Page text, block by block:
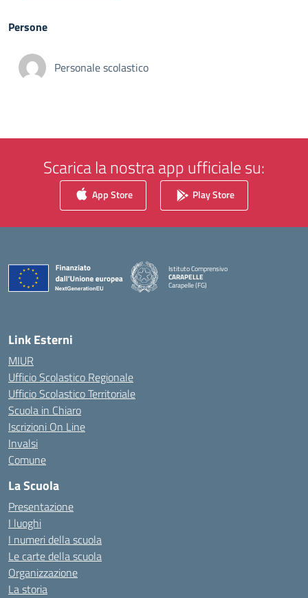
Persone
Personale scolastico
Scarica la nostra app ufficiale su:
App Store Play Store
Istituto Comprensivo
CARAPELLE
Carapelle (FG)
— Visita la pagina iniziale della scuola
Link Esterni
MIUR
Ufficio Scolastico Regionale
Ufficio Scolastico Territoriale
Scuola in Chiaro
Iscrizioni On Line
Invalsi
Comune
La Scuola
Presentazione
I luoghi
I numeri della scuola
Le carte della scuola
Organizzazione
La storia